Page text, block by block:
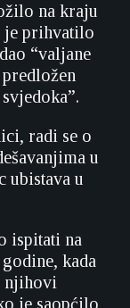
na kraju
je prihvatilo
“valjane
radi se o
u
ubistava u
ispitati na
kada
njihovi
je saopćilo